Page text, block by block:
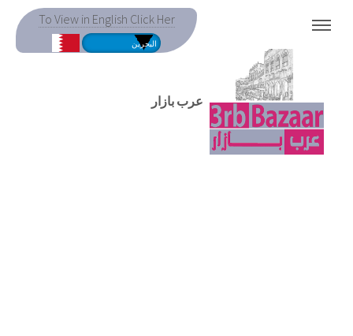
To View in English Click Her
عرب بازار